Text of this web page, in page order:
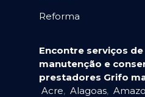
Reforma
Encontre serviços
manutenção e
prestadores Grifo
Acre, Alagoas,